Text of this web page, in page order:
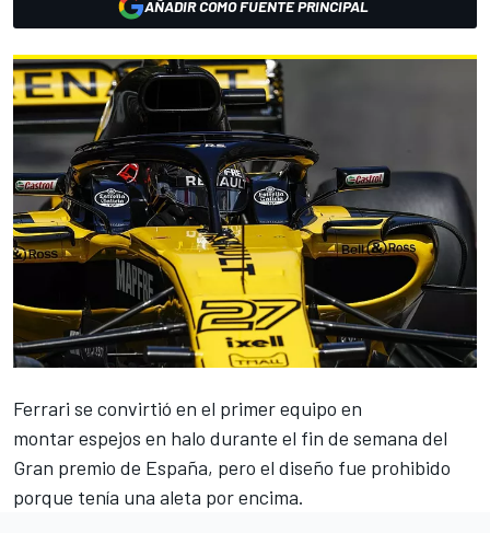
AÑADIR COMO FUENTE PRINCIPAL
Ferrari se convirtió en el primer equipo en
montar espejos en halo durante el fin de semana del
Gran premio de España, pero el diseño fue prohibido
porque tenía una aleta por encima.